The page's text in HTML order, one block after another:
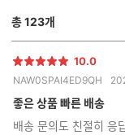
총123개
별
점
10.0
NAW0SPAI4ED9QH
좋은 상품 빠른 배송
배송 문의도 친절히 응